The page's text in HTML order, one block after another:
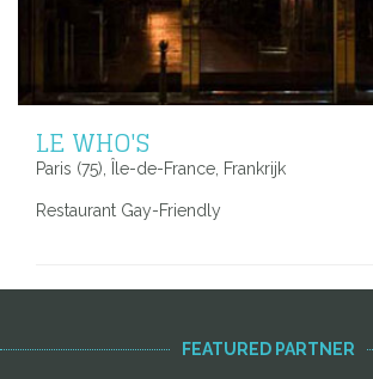
LE WHO'S
Paris (75), Île-de-France, Frankrijk
Restaurant Gay-Friendly
FEATURED PARTNER